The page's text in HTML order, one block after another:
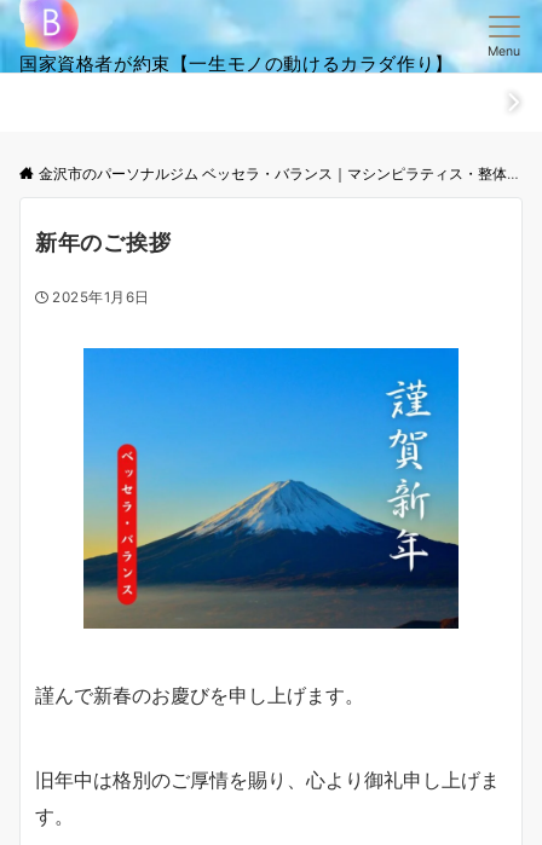
国家資格者が約束【一生モノの動けるカラダ作り】
Menu
ご来店からお帰りまでの
金沢市のパーソナルジム ベッセラ・バランス｜マシンピラティス・整体│根本改善と体幹トレーニング
新年のご挨拶
2025年1月6日
謹んで新春のお慶びを申し上げます。
旧年中は格別のご厚情を賜り、心より御礼申し上げま
す。